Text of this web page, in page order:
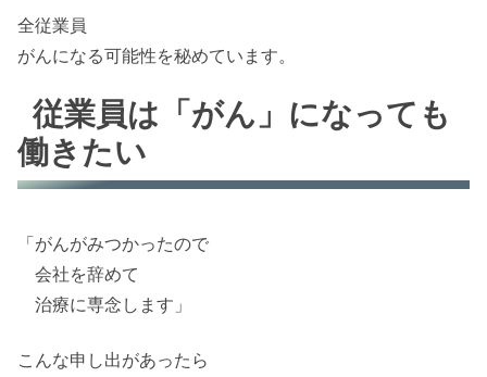
全従業員
がんになる可能性を秘めています。
従業員は「がん」になっても
働きたい
「がんがみつかったので
会社を辞めて
治療に専念します」
こんな申し出があったら